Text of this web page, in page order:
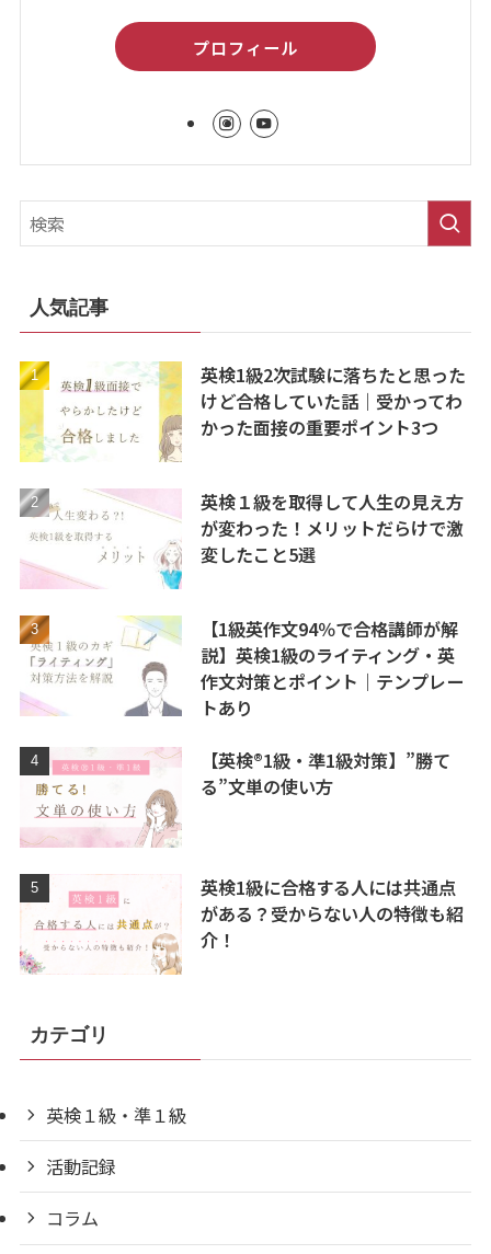
プロフィール
人気記事
英検1級2次試験に落ちたと思った
けど合格していた話｜受かってわ
かった面接の重要ポイント3つ
英検１級を取得して人生の見え方
が変わった！メリットだらけで激
変したこと5選
【1級英作文94％で合格講師が解
説】英検1級のライティング・英
作文対策とポイント｜テンプレー
トあり
【英検®1級・準1級対策】”勝て
る”文単の使い方
英検1級に合格する人には共通点
がある？受からない人の特徴も紹
介！
カテゴリ
英検１級・準１級
活動記録
コラム